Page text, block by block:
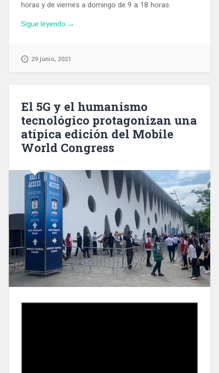
horas y de viernes a domingo de 9 a 18 horas.
Sigue leyendo «La
abrirá
del
1
de
julio»
→
29 junio, 2021
El 5G y el humanismo
tecnológico protagonizan una
atípica edición del Mobile
World Congress